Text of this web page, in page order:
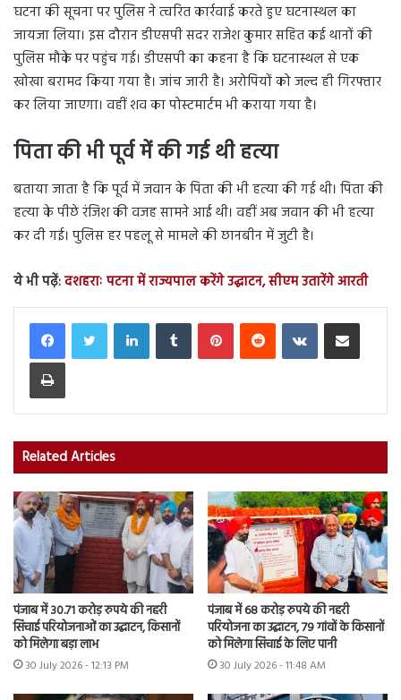
घटना की सूचना पर पुलिस ने त्वरित कार्रवाई करते हुए घटनास्थल का
जायजा लिया। इस दौरान डीएसपी सदर राजेश कुमार सहित कई थानों की
पुलिस मौके पर पहुंच गई। डीएसपी का कहना है कि घटनास्थल से एक
खोखा बरामद किया गया है। जांच जारी है। अरोपियों को जल्द ही गिरफ्तार
कर लिया जाएगा। वहीं शव का पोस्टमार्टम भी कराया गया है।
पिता की भी पूर्व में की गई थी हत्या
बताया जाता है कि पूर्व में जवान के पिता की भी हत्या की गई थी। पिता की
हत्या के पीछे रंजिश की वजह सामने आई थी। वहीं अब जवान की भी हत्या
कर दी गई। पुलिस हर पहलू से मामले की छानबीन में जुटी है।
ये भी पढ़ें:दशहराः पटना में राज्यपाल करेंगे उद्घाटन, सीएम उतारेंगे आरती
LinkedInTumblr PinterestReddit VKontakteShare via Email
Print
Related Articles
पंजाब में 30.71 करोड़ रुपये की नहरी
सिंचाई परियोजनाओं का उद्घाटन, किसानों
को मिलेगा बड़ा लाभ
30 July 2026 - 12:13 PM
पंजाब में 68 करोड़ रुपये की नहरी
परियोजना का उद्घाटन, 79 गांवों के किसानों
को मिलेगा सिंचाई के लिए पानी
30 July 2026 - 11:48 AM